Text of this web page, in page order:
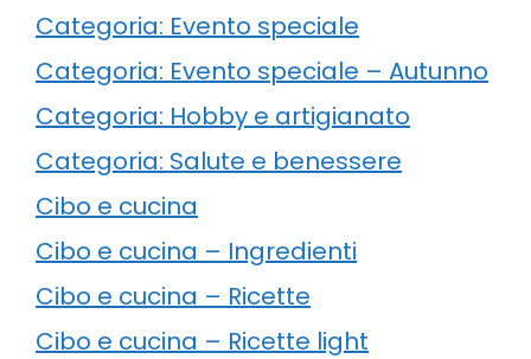
Categoria: Evento speciale
Categoria: Evento speciale – Autunno
Categoria: Hobby e artigianato
Categoria: Salute e benessere
Cibo e cucina
Cibo e cucina – Ingredienti
Cibo e cucina – Ricette
Cibo e cucina – Ricette light